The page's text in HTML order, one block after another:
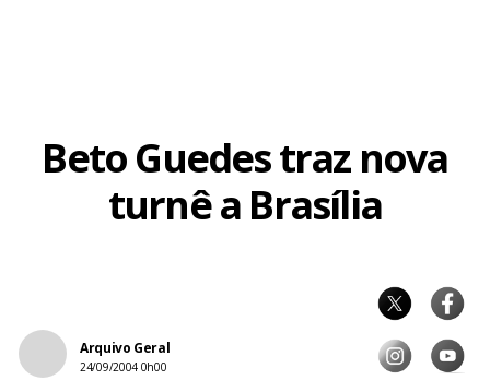
Beto Guedes traz nova
turnê a Brasília
Arquivo Geral
24/09/2004 0h00